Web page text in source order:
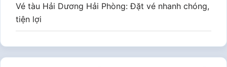
Vé tàu Hải Dương Hải Phòng: Đặt vé nhanh chóng,
tiện lợi